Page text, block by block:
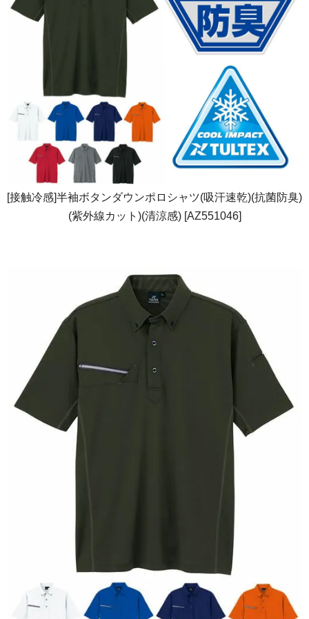
[接触冷感]半袖ボタンダウンポロシャツ(吸汗速乾)(抗菌防臭)
(紫外線カット)(清涼感) [AZ551046]